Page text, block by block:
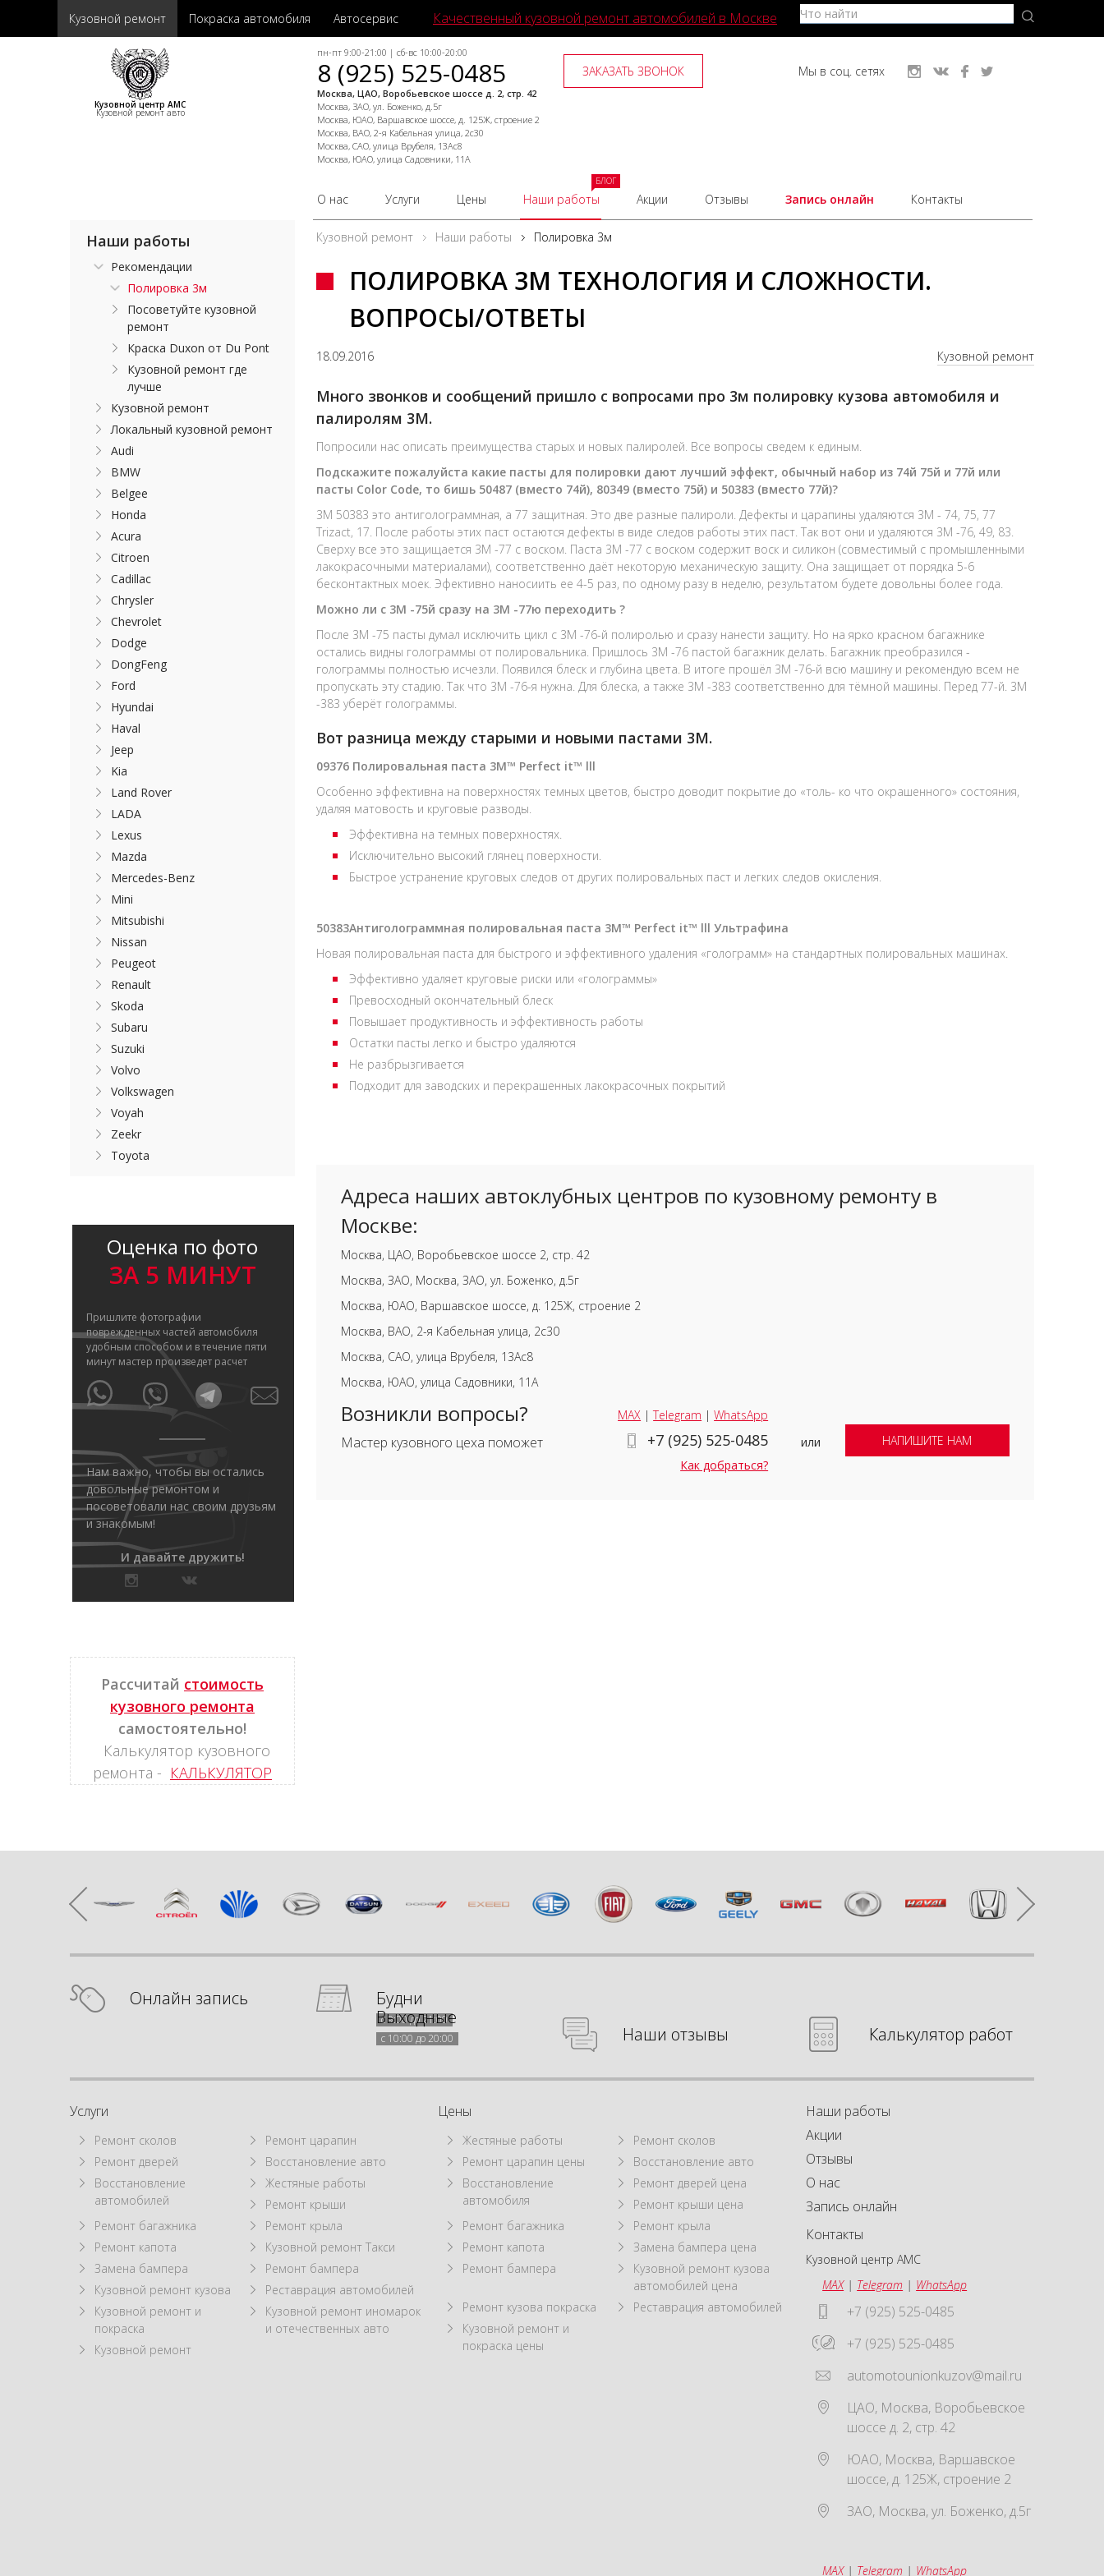
Кузовной ремонт Покраска автомобиля Автосервис Качественный кузовной ремонт автомобилей в Москве
Кузовной центр АМС
Кузовной ремонт авто
пн-пт 9:00-21:00 | сб-вс 10:00-20:00
8 (925) 525-0485
Москва, ЦАО, Воробьевское шоссе д. 2, стр. 42
Москва, ЗАО, ул. Боженко, д.5г
Москва, ЮАО, Варшавское шоссе, д. 125Ж, строение 2
Москва, ВАО, 2-я Кабельная улица, 2с30
Москва, САО, улица Врубеля, 13Ас8
Москва, ЮАО, улица Садовники, 11А
ЗАКАЗАТЬ ЗВОНОК Мы в соц. сетях
О нас Услуги Цены Наши работы
БЛОГ
Акции Отзывы Запись онлайн Контакты
Кузовной ремонт Наши работы Полировка 3м
ПОЛИРОВКА 3М ТЕХНОЛОГИЯ И СЛОЖНОСТИ.
ВОПРОСЫ/ОТВЕТЫ
18.09.2016 Кузовной ремонт
Много звонков и сообщений пришло с вопросами про 3м полировку кузова автомобиля и
палиролям 3M.
Попросили нас описать преимущества старых и новых палиролей. Все вопросы сведем к единым.
Подскажите пожалуйста какие пасты для полировки дают лучший эффект, обычный набор из 74й 75й и 77й или
пасты Color Code, то бишь 50487 (вместо 74й), 80349 (вместо 75й) и 50383 (вместо 77й)?
3M 50383 это антиголограммная, а 77 защитная. Это две разные палироли. Дефекты и царапины удаляются 3M - 74, 75, 77
Trizact, 17. После работы этих паст остаются дефекты в виде следов работы этих паст. Так вот они и удаляются 3M -76, 49, 83.
Сверху все это защищается 3M -77 c воском. Паста 3M -77 c воском содержит воск и силикон (совместимый с промышленными
лакокрасочными материалами), соответственно даёт некоторую механическую защиту. Она защищает от порядка 5-6
бесконтактных моек. Эфективно наносиить ее 4-5 раз, по одному разу в неделю, результатом будете довольны более года.
Можно ли с 3M -75й сразу на 3M -77ю переходить ?
После 3M -75 пасты думал исключить цикл с 3M -76-й полиролью и сразу нанести защиту. Но на ярко красном багажнике
остались видны голограммы от полировальника. Пришлось 3M -76 пастой багажник делать. Багажник преобразился -
голограммы полностью исчезли. Появился блеск и глубина цвета. В итоге прошёл 3M -76-й всю машину и рекомендую всем не
пропускать эту стадию. Так что 3M -76-я нужна. Для блеска, а также 3M -383 соответственно для тёмной машины. Перед 77-й. 3M
-383 уберёт голограммы.
Вот разница между старыми и новыми пастами 3M.
09376 Полировальная паста 3М™ Perfect it™ lll
Особенно эффективна на поверхностях темных цветов, быстро доводит покрытие до «толь- ко что окрашенного» состояния,
удаляя матовость и круговые разводы.
Эффективна на темных поверхностях.
Исключительно высокий глянец поверхности.
Быстрое устранение круговых следов от других полировальных паст и легких следов окисления.
50383Антиголограммная полировальная паста 3М™ Perfect it™ lll Ультрафина
Новая полировальная паста для быстрого и эффективного удаления «голограмм» на стандартных полировальных машинах.
Эффективно удаляет круговые риски или «голограммы»
Превосходный окончательный блеск
Повышает продуктивность и эффективность работы
Остатки пасты легко и быстро удаляются
Не разбрызгивается
Подходит для заводских и перекрашенных лакокрасочных покрытий
Адреса наших автоклубных центров по кузовному ремонту в
Москве:
Москва, ЦАО, Воробьевское шоссе 2, стр. 42
Москва, ЗАО, Москва, ЗАО, ул. Боженко, д.5г
Москва, ЮАО, Варшавское шоссе, д. 125Ж, строение 2
Москва, ВАО, 2-я Кабельная улица, 2с30
Москва, САО, улица Врубеля, 13Ас8
Москва, ЮАО, улица Садовники, 11А
Возникли вопросы?
Мастер кузовного цеха поможет
MAX |Telegram |WhatsApp
+7 (925) 525-0485
Как добраться?
или НАПИШИТЕ НАМ
Наши работы
Рекомендации
Полировка 3м
Посоветуйте кузовной
ремонт
Краска Duxon от Du Pont
Кузовной ремонт где
лучше
Кузовной ремонт
Локальный кузовной ремонт
Audi
BMW
Belgee
Honda
Acura
Citroen
Cadillac
Chrysler
Chevrolet
Dodge
DongFeng
Ford
Hyundai
Haval
Jeep
Kia
Land Rover
LADA
Lexus
Mazda
Mercedes-Benz
Mini
Mitsubishi
Nissan
Peugeot
Renault
Skoda
Subaru
Suzuki
Volvo
Volkswagen
Voyah
Zeekr
Toyota
Оценка по фото
ЗА 5 МИНУТ
Пришлите фотографии
поврежденных частей автомобиля
удобным способом и в течение пяти
минут мастер произведет расчет
Нам важно, чтобы вы остались
довольные ремонтом и
посоветовали нас своим друзьям
и знакомым!
И давайте дружить!
Рассчитай стоимость
кузовного ремонта
самостоятельно!
Калькулятор кузовного
ремонта - КАЛЬКУЛЯТОР
Онлайн запись Будни
с 9:00 до 21:00
Выходные
с 10:00 до 20:00 Наши отзывы Калькулятор работ
Услуги
Ремонт сколов
Ремонт царапин
Ремонт дверей
Восстановление авто
Восстановление
автомобилей
Жестяные работы
Ремонт крыши
Ремонт багажника
Ремонт крыла
Ремонт капота
Кузовной ремонт Такси
Замена бампера
Ремонт бампера
Кузовной ремонт кузова
Реставрация автомобилей
Кузовной ремонт и
покраска
Кузовной ремонт иномарок
и отечественных авто
Кузовной ремонт
Цены
Жестяные работы
Ремонт сколов
Ремонт царапин цены
Восстановление авто
Восстановление
автомобиля
Ремонт дверей цена
Ремонт крыши цена
Ремонт багажника
Ремонт крыла
Ремонт капота
Замена бампера цена
Ремонт бампера
Кузовной ремонт кузова
автомобилей цена
Ремонт кузова покраска
Реставрация автомобилей
Кузовной ремонт и
покраска цены
Наши работы
Акции
Отзывы
О нас
Запись онлайн
Контакты
Кузовной центр АМС
MAX| Telegram | WhatsApp
+7 (925) 525-0485
+7 (925) 525-0485
automotounionkuzov@mail.ru
ЦАО, Москва, Воробьевское
шоссе д. 2, стр. 42
ЮАО, Москва, Варшавское
шоссе, д. 125Ж, строение 2
ЗАО, Москва,ул. Боженко, д.5г
MAX| Telegram | WhatsApp